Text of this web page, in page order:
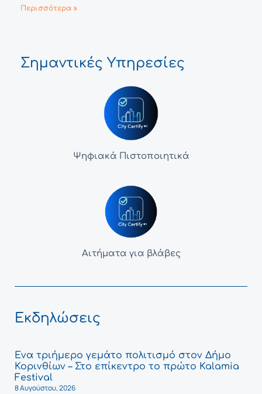
Περισσότερα »
Σημαντικές Υπηρεσίες
Ψηφιακά Πιστοποιητικά
Αιτήματα για βλάβες
Εκδηλώσεις
Ένα τριήμερο γεμάτο πολιτισμό στον Δήμο
Κορινθίων – Στο επίκεντρο το πρώτο Kalamia
Festival
8 Αυγούστου, 2026